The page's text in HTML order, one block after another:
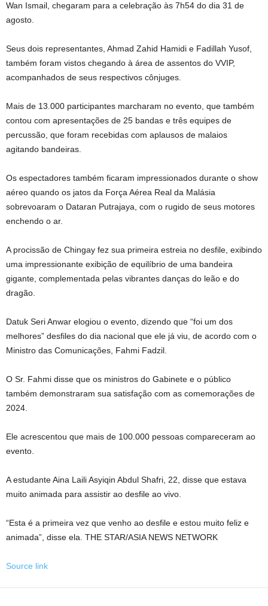
Wan Ismail, chegaram para a celebração às 7h54 do dia 31 de
agosto.
Seus dois representantes, Ahmad Zahid Hamidi e Fadillah Yusof,
também foram vistos chegando à área de assentos do VVIP,
acompanhados de seus respectivos cônjuges.
Mais de 13.000 participantes marcharam no evento, que também
contou com apresentações de 25 bandas e três equipes de
percussão, que foram recebidas com aplausos de malaios
agitando bandeiras.
Os espectadores também ficaram impressionados durante o show
aéreo quando os jatos da Força Aérea Real da Malásia
sobrevoaram o Dataran Putrajaya, com o rugido de seus motores
enchendo o ar.
A procissão de Chingay fez sua primeira estreia no desfile, exibindo
uma impressionante exibição de equilíbrio de uma bandeira
gigante, complementada pelas vibrantes danças do leão e do
dragão.
Datuk Seri Anwar elogiou o evento, dizendo que “foi um dos
melhores” desfiles do dia nacional que ele já viu, de acordo com o
Ministro das Comunicações, Fahmi Fadzil.
O Sr. Fahmi disse que os ministros do Gabinete e o público
também demonstraram sua satisfação com as comemorações de
2024.
Ele acrescentou que mais de 100.000 pessoas compareceram ao
evento.
A estudante Aina Laili Asyiqin Abdul Shafri, 22, disse que estava
muito animada para assistir ao desfile ao vivo.
“Esta é a primeira vez que venho ao desfile e estou muito feliz e
animada”, disse ela. THE STAR/ASIA NEWS NETWORK
Source link